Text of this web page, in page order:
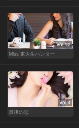
Vol.12
Miss 東大生ハンター
Vol.4
最後の恋